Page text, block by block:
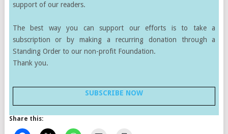
support of our readers.
The best way you can support our efforts is to take a
subscription or by making a recurring donation through a
Standing Order to our non-profit Foundation.
Thank you.
SUBSCRIBE NOW
Share this: